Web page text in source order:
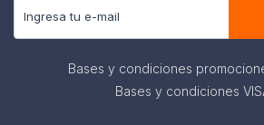
Bases y condiciones
Bases y condiciones